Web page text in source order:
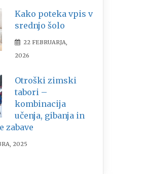
Kako poteka vpis v
srednjo šolo
22 FEBRUARJA,
2026
Otroški zimski
tabori –
kombinacija
učenja, gibanja in
zabave
2025